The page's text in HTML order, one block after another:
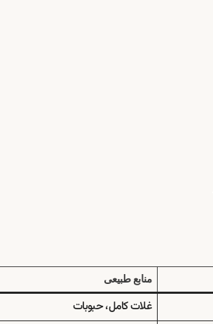
منابع طبیعی
غلات کامل، حبوبات